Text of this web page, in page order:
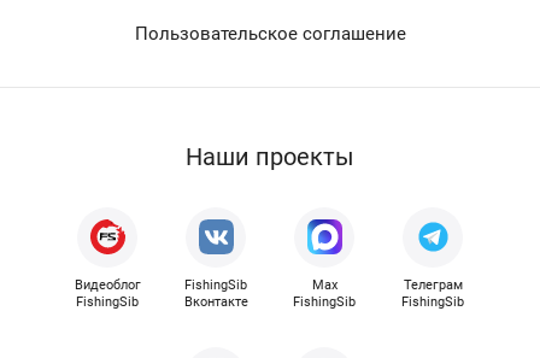
Пользовательское соглашение
Наши проекты
Видеоблог
FishingSib
FishingSib
Вконтакте
Max
FishingSib
Телеграм
FishingSib